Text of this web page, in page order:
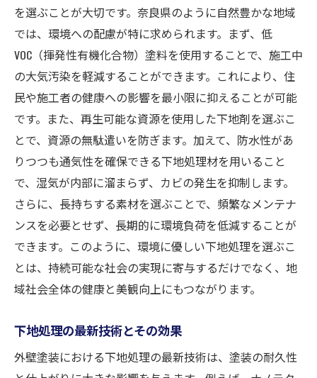
検査とチェックポイントの設定
最終的な品質保証の重要性
奈良県での外壁塗装を成功に導くための下地処
理のポイント
地域特性に応じた施工プラン
効果的な工期の計画と管理
地元職人が持つノウハウの活用
高品質を保証するための品質管理
持続可能な施工を目指すアプローチ
外壁塗装の未来を見据えた準備
を選ぶことが大切です。奈良県のように自然豊かな地域
では、環境への配慮が特に求められます。まず、低
VOC（揮発性有機化合物）塗料を使用することで、施工中
の大気汚染を軽減することができます。これにより、住
民や施工者の健康への影響を最小限に抑えることが可能
です。また、再生可能な資源を使用した下地剤を選ぶこ
とで、資源の無駄遣いを防ぎます。加えて、防水性があ
りつつも通気性を確保できる下地処理材を用いること
で、湿気が内部に溜まらず、カビの発生を抑制します。
さらに、長持ちする素材を選ぶことで、頻繁なメンテナ
ンスを必要とせず、長期的に環境負荷を低減することが
できます。このように、環境に優しい下地処理を選ぶこ
とは、持続可能な社会の実現に寄与するだけでなく、地
域社会全体の健康と美観向上にもつながります。
下地処理の最新技術とその効果
外壁塗装における下地処理の最新技術は、塗装の耐久性